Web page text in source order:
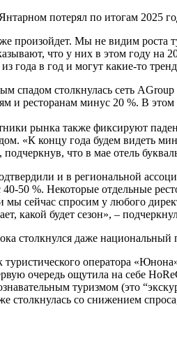
потерял по итогам 2025
произойдет. Мы не видим роста
что у них в этом году на
года в год и могут какие-то
спадом столкнулась сеть
и ресторанам минус 20 %. В
рынка также фиксируют
«К концу года будем видеть
подчеркнув, что в мае отель
и в региональной
40-50 %. Некоторые отдельные
мы сейчас спросим у любого
какой будет сезон», –
столкнулся даже
туристического оператора
очередь ощутила на себе
туризмом (это
столкнулась со снижением